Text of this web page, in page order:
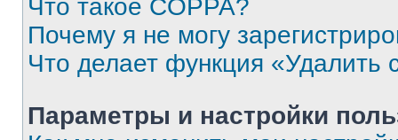
Что такое COPPA?
Почему я не могу
Что делает функция «Удалить
Параметры и настройки